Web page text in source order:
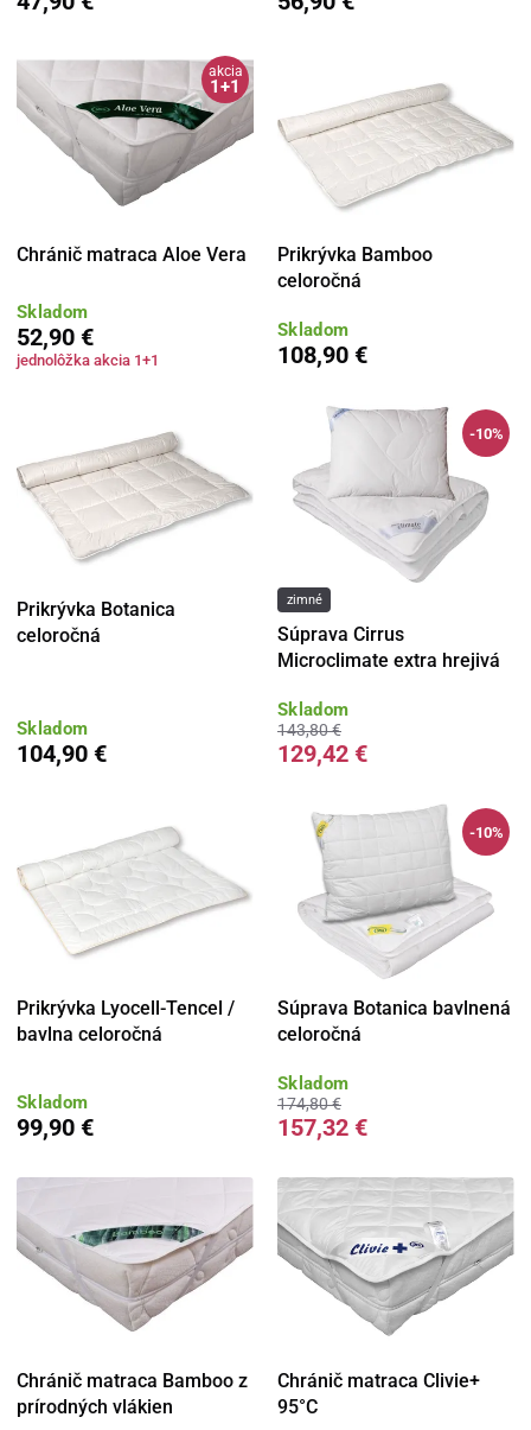
akcia
1+1
Chránič matraca Aloe Vera
Skladom
52,90 €
jednolôžka akcia 1+1
Prikrývka Bamboo
celoročná
Skladom
108,90 €
Prikrývka Botanica
celoročná
Skladom
104,90 €
-10%
zimné
Súprava Cirrus
Microclimate extra hrejivá
Skladom
143,80 €
129,42 €
Prikrývka Lyocell-Tencel /
bavlna celoročná
Skladom
99,90 €
-10%
Súprava Botanica bavlnená
celoročná
Skladom
174,80 €
157,32 €
Chránič matraca Bamboo z
prírodných vlákien
Chránič matraca Clivie+
95°C